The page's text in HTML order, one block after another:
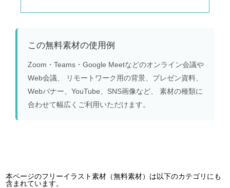
この無料素材の使用例
Zoom・Teams・Google Meetなどのオンライン会議や
Web会議、 リモートワーク用の背景、プレゼン資料、
Webバナー、YouTube、SNS画像など、 素材の種類に
合わせて幅広くご利用いただけます。
本ページのフリーイラスト素材（無料素材）は以下のカテゴリにも
含まれています。